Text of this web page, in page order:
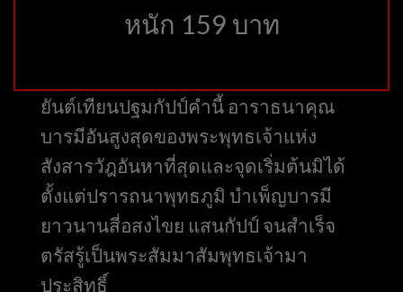
หนัก 159 บาท
ยันต์เทียนปฐมกัปป์คำนี้ อาราธนาคุณ
บารมีอันสูงสุดของพระพุทธเจ้าแห่ง
สังสารวัฎอันหาที่สุดและจุดเริ่มต้นมิได้
ตั้งแต่ปรารถนาพุทธภูมิ บำเพ็ญบารมี
ยาวนานสี่อสงไขย แสนกัปป์ จนสำเร็จ
ตรัสรู้เป็นพระสัมมาสัมพุทธเจ้ามา
ประสิทธิ์